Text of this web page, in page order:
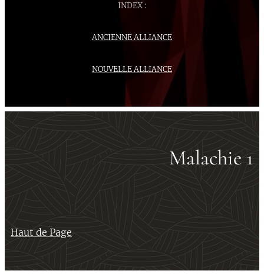
INDEX :
ANCIENNE ALLIANCE
NOUVELLE ALLIANCE
Malachie 1
Haut de Page